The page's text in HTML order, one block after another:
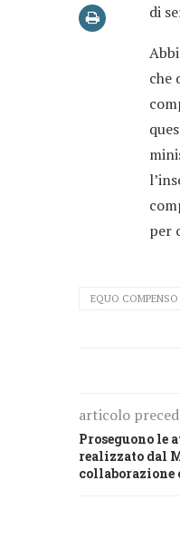
di
che
per
EQUO COMPENSO
articolo
Proseguono le
realizzato dal